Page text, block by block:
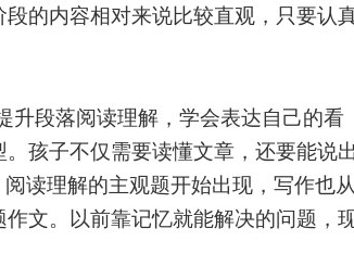
的内容相对来说比较直观，只要认
升段落阅读理解，学会表达自己的看
孩子不仅需要读懂文章，还要能说出
读理解的主观题开始出现，写作也从
文。以前靠记忆就能解决的问题，